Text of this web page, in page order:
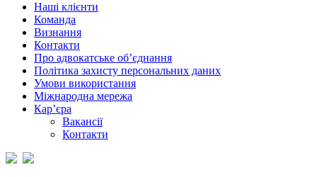
Наші клієнти
Команда
Визнання
Контакти
Про адвокатське об’єднання
Політика захисту персональних даних
Умови використання
Міжнародна мережа
Кар’єра
Вакансії
Контакти